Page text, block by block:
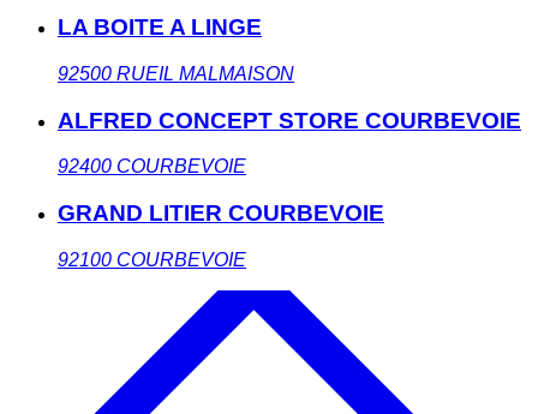
LA BOITE A LINGE
92500 RUEIL MALMAISON
ALFRED CONCEPT STORE COURBEVOIE
92400 COURBEVOIE
GRAND LITIER COURBEVOIE
92100 COURBEVOIE